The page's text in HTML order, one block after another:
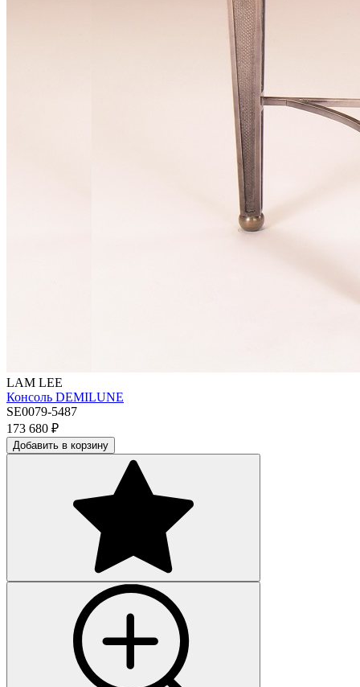
LAM LEE
Консоль DEMILUNE
SE0079-5487
173 680 ₽
Добавить в корзину